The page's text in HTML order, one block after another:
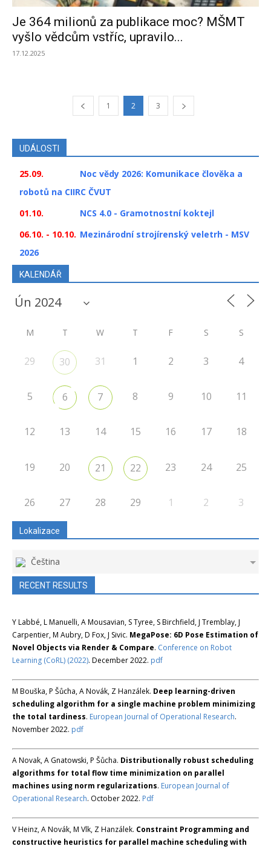
Je 364 milionů za publikace moc? MŠMT
vyšlo vědcům vstříc, upravilo...
17.12.2025
1 2 3
UDÁLOSTI
25.09.
Noc vědy 2026: Komunikace člověka a
robotů na CIIRC ČVUT
01.10.
NCS 4.0 - Gramotnostní koktejl
06.10. - 10.10. Mezinárodní strojírenský veletrh - MSV
2026
KALENDÁŘ
M T W T F S S
29 30 31 1 2 3 4
5 6 7 8 9 10 11
12 13 14 15 16 17 18
19 20 21 22 23 24 25
26 27 28 29 1 2 3
Lokalizace
Čeština
RECENT RESULTS
Y Labbé, L Manuelli, A Mousavian, S Tyree, S Birchfield, J Tremblay, J
Carpentier, M Aubry, D Fox, J Sivic. MegaPose: 6D Pose Estimation of
Novel Objects via Render & Compare. Conference on Robot
Learning (CoRL) (2022). December 2022. pdf
M Bouška, P Šůcha, A Novák, Z Hanzálek. Deep learning-driven
scheduling algorithm for a single machine problem minimizing
the total tardiness. European Journal of Operational Research.
November 2022. pdf
A Novak, A Gnatowski, P Šůcha. Distributionally robust scheduling
algorithms for total flow time minimization on parallel
machines using norm regularizations. European Journal of
Operational Research. October 2022. Pdf
V Heinz, A Novák, M Vlk, Z Hanzálek. Constraint Programming and
constructive heuristics for parallel machine scheduling with